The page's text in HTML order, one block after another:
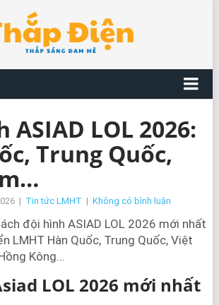
LOL 2026:
Trung Quốc,
| Tin tức LMHT | Không có bình luận
đội hình ASIAD LOL 2026 mới nhất
LMHT Hàn Quốc, Trung Quốc, Việt
Kông…
LOL 2026 mới nhất